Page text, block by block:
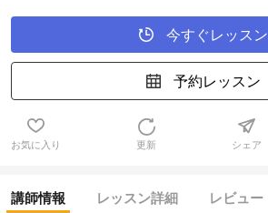
今すぐレッスン
予約レッスン
お気に入り 更新 シェア
講師情報 レッスン詳細 レビュー